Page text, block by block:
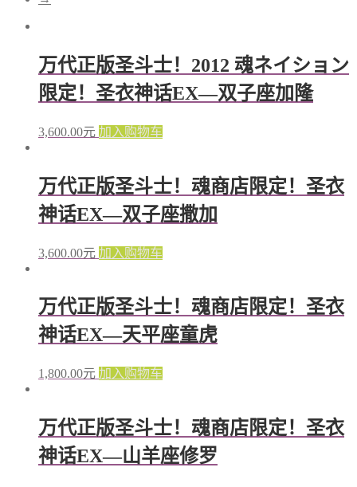
万代正版圣斗士！2012 魂ネイション
限定！圣衣神话EX—双子座加隆
3,600.00元 加入购物车
万代正版圣斗士！魂商店限定！圣衣
神话EX—双子座撒加
3,600.00元 加入购物车
万代正版圣斗士！魂商店限定！圣衣
神话EX—天平座童虎
1,800.00元 加入购物车
万代正版圣斗士！魂商店限定！圣衣
神话EX—山羊座修罗